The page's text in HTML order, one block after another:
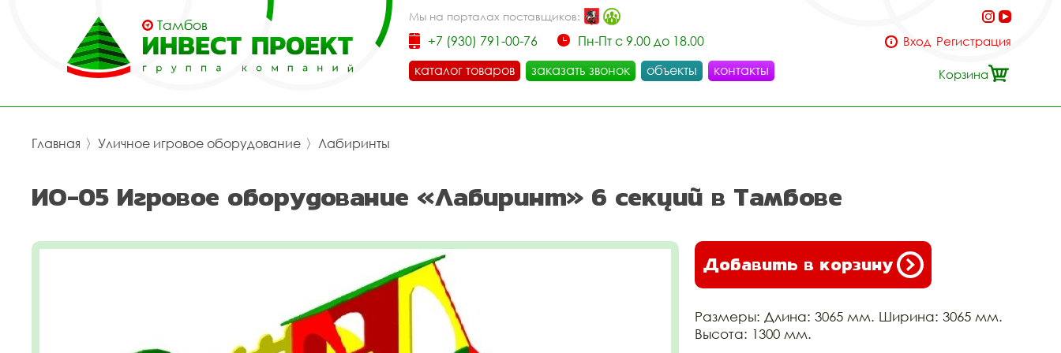
Тамбов
Мы на порталах поставщиков:
+7 (930) 791-00-76
Пн-Пт с 9.00 до 18.00
каталог товаров
заказать звонок объекты контакты
Вход Регистрация
Корзина
Главная 〉 Уличное игровое оборудование 〉 Лабиринты
ИО-05 Игровое оборудование «Лабиринт» 6 секций в Тамбове
Добавить в корзину
Размеры: Длина: 3065 мм. Ширина: 3065 мм.
Высота: 1300 мм.